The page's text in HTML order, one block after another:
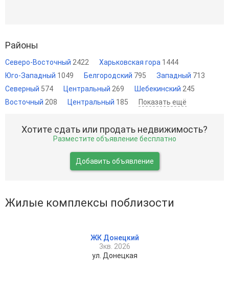
Районы
Северо-Восточный 2422 Харьковская гора 1444
Юго-Западный 1049 Белгородский 795 Западный 713
Северный 574 Центральный 269 Шебекинский 245
Восточный 208 Центральный 185 Показать ещё
Хотите сдать или продать недвижимость?
Разместите объявление бесплатно
Добавить объявление
Жилые комплексы поблизости
ЖК Донецкий
3кв. 2026
ул. Донецкая